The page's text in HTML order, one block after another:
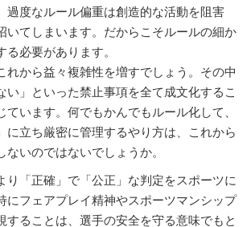
過度なルール偏重は創造的な活動を阻害
いてしまいます。だからこそルールの細か
る必要があります。
れから益々複雑性を増すでしょう。その中
い」といった禁止事項を全て成文化するこ
ています。何でもかんでもルール化して、
に立ち厳密に管理するやり方は、これから
いのではないでしょうか。
り「正確」で「公正」な判定をスポーツに
にフェアプレイ精神やスポーツマンシップ
することは、選手の安全を守る意味でもと